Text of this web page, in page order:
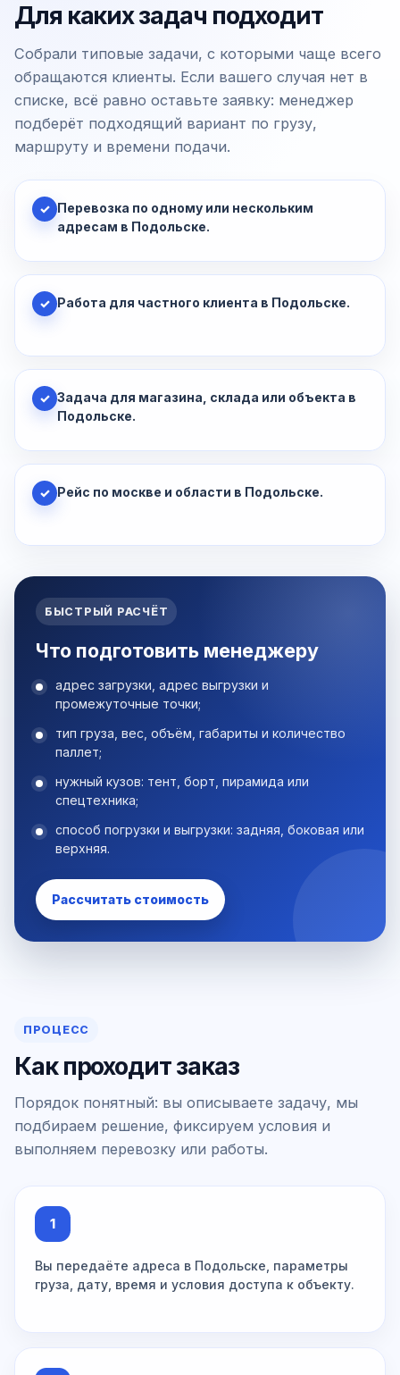
Для каких задач подходит
Собрали типовые задачи, с которыми чаще всего
обращаются клиенты. Если вашего случая нет в
списке, всё равно оставьте заявку: менеджер
подберёт подходящий вариант по грузу,
маршруту и времени подачи.
✓ Перевозка по одному или нескольким
адресам в Подольске.
✓ Работа для частного клиента в Подольске.
✓ Задача для магазина, склада или объекта в
Подольске.
✓ Рейс по москве и области в Подольске.
БЫСТРЫЙ РАСЧЁТ
Что подготовить менеджеру
адрес загрузки, адрес выгрузки и
промежуточные точки;
тип груза, вес, объём, габариты и количество
паллет;
нужный кузов: тент, борт, пирамида или
спецтехника;
способ погрузки и выгрузки: задняя, боковая или
верхняя.
Рассчитать стоимость
ПРОЦЕСС
Как проходит заказ
Порядок понятный: вы описываете задачу, мы
подбираем решение, фиксируем условия и
выполняем перевозку или работы.
1
Вы передаёте адреса в Подольске, параметры
груза, дату, время и условия доступа к объекту.